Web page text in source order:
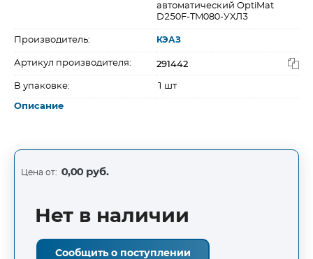
автоматический OptiMat
D250F-TM080-УХЛ3
Производитель: КЭАЗ
Артикул производителя: 291442
В упаковке: 1 шт
Описание
Цена от: 0,00 руб.
Нет в наличии
Сообщить о поступлении